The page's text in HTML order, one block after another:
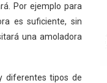
Por ejemplo para
es suficiente, sin
una amoladora
diferentes tipos de